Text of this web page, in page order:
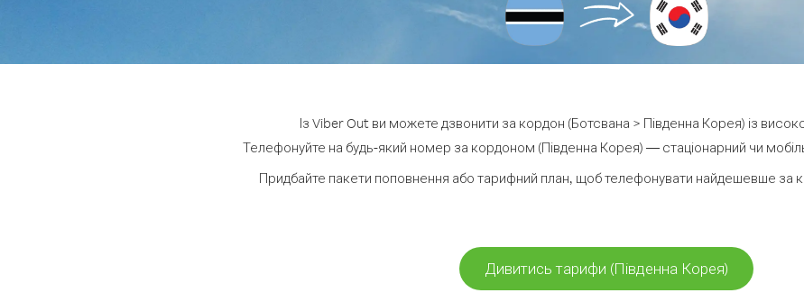
Із Viber Out ви можете дзвонити за кордон (Ботсвана > Південна Корея) із
Телефонуйте на будь-який номер за кордоном (Південна Корея) — стаціонарний чи
Придбайте пакети поповнення або тарифний план, щоб телефонувати найдешевше за
Дивитись тарифи (Південна Корея)